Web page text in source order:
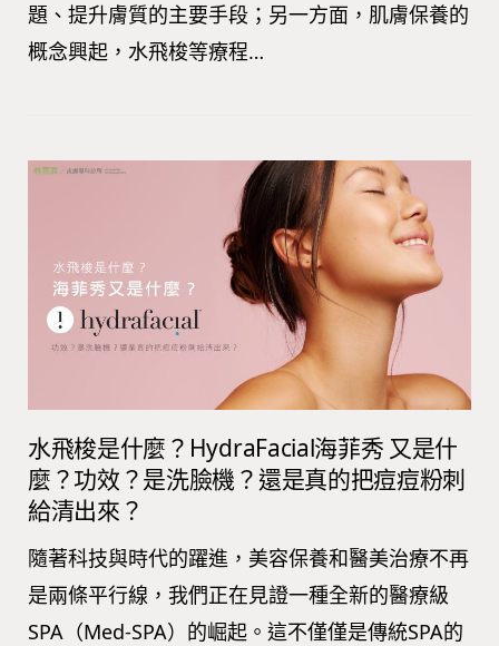
題、提升膚質的主要手段；另一方面，肌膚保養的
概念興起，水飛梭等療程…
水飛梭是什麼？HydraFacial海菲秀 又是什
麼？功效？是洗臉機？還是真的把痘痘粉刺
給清出來？
隨著科技與時代的躍進，美容保養和醫美治療不再
是兩條平行線，我們正在見證一種全新的醫療級
SPA（Med-SPA）的崛起。這不僅僅是傳統SPA的